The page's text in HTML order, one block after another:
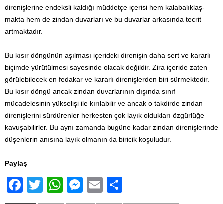
direnişlerine endeksli kaldığı müddetçe içerisi hem kalabalıklaş­
makta hem de zindan duvarları ve bu duvarlar arkasında tecrit
artmakta­dır.
Bu kısır döngünün aşılması içerideki direnişin daha sert ve kararlı
biçimde yürütülmesi sayesinde olacak değildir. Zira içeride zaten
görülebilecek en fedakar ve kararlı direnişlerden biri sürmektedir.
Bu kısır döngü ancak zindan duvarları­nın dışında sınıf
mücadelesinin yükselişi ile kırılabilir ve ancak o takdirde zindan
direnişlerini sürdürenler herkesten çok layık oldukları özgürlüğe
kavuşabilirler. Bu aynı zamanda bugüne kadar zindan direnişlerinde
düşenlerin anısına layık olmanın da biricik koşuludur.
Paylaş
F
T
W
M
E